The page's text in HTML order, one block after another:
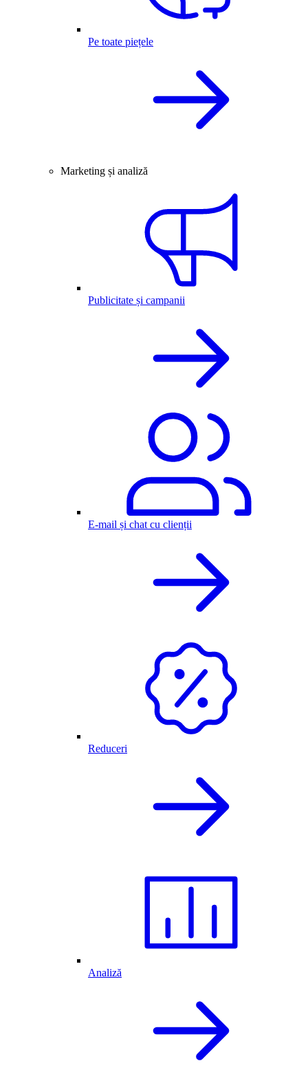
Pe toate piețele
Marketing și analiză
Publicitate și campanii
E-mail și chat cu clienții
Reduceri
Analiză